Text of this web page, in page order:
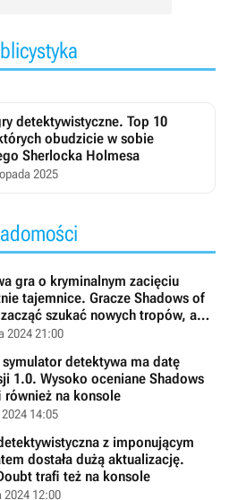
detektywistyczne. Top 10
obudzicie w sobie
Sherlocka Holmesa
2025
gra o kryminalnym zacięciu
tajemnice. Gracze Shadows of
szukać nowych tropów, a
2024 21:00
detektywa ma datę
1.0. Wysoko oceniane Shadows
na konsole
14:05
z imponującym
dostała dużą aktualizację.
trafi też na konsole
2024 12:00